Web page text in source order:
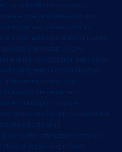
qualificati che possano
operare nelle situazioni
che vi si presentano. La
è insita nella figura del Dirigente
organizzative che
a quelli assistenziali, passando
da dirigente di comunità è un
utile per muoversi con
dinamica del fenomeno
è mai troppo tardi per
grazie anche alla possibilità di
da siti come
per poter ottimizzare tempo e
di studio in qualsiasi